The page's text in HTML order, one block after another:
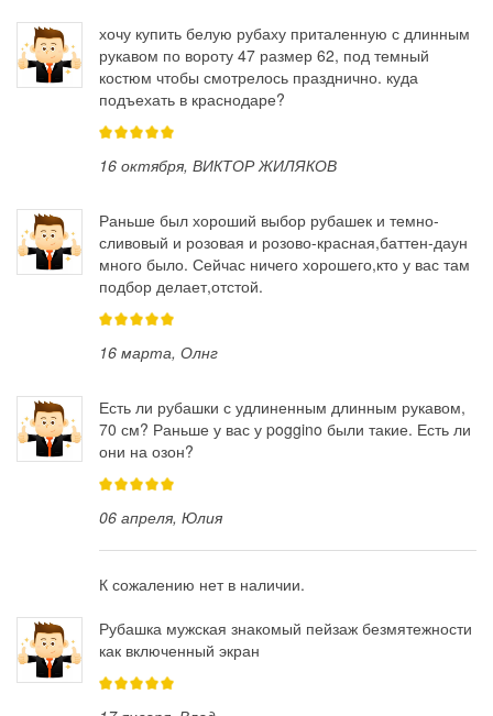
хочу купить белую рубаху приталенную с длинным
рукавом по вороту 47 размер 62, под темный
костюм чтобы смотрелось празднично. куда
подъехать в краснодаре?
16 октября, ВИКТОР ЖИЛЯКОВ
Раньше был хороший выбор рубашек и темно-
сливовый и розовая и розово-красная,баттен-даун
много было. Сейчас ничего хорошего,кто у вас там
подбор делает,отстой.
16 марта, Олнг
Есть ли рубашки с удлиненным длинным рукавом,
70 см? Раньше у вас у poggino были такие. Есть ли
они на озон?
06 апреля, Юлия
К сожалению нет в наличии.
Рубашка мужская знакомый пейзаж безмятежности
как включенный экран